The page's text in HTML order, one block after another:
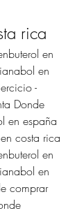
rica
en
en
-
Donde
en españa
costa rica
en
en
comprar